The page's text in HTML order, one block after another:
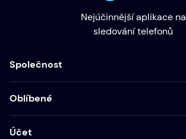
Nejúčinnější aplikace na
sledování telefonů
Společnost
Oblíbené
Účet